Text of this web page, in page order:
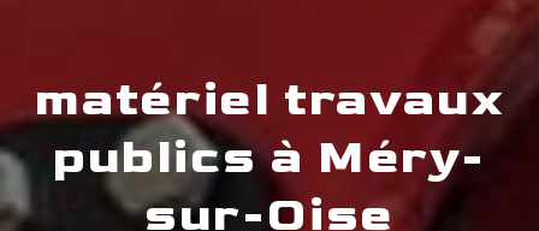
matériel travaux
publics à Méry-
sur-Oise